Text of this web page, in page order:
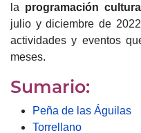
la programación
julio y diciembre de
actividades y eventos
meses.
Sumario:
Peña de las Águilas
Torrellano